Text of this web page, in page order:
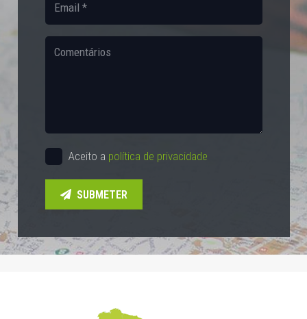
Aceito a política de privacidade
SUBMETER